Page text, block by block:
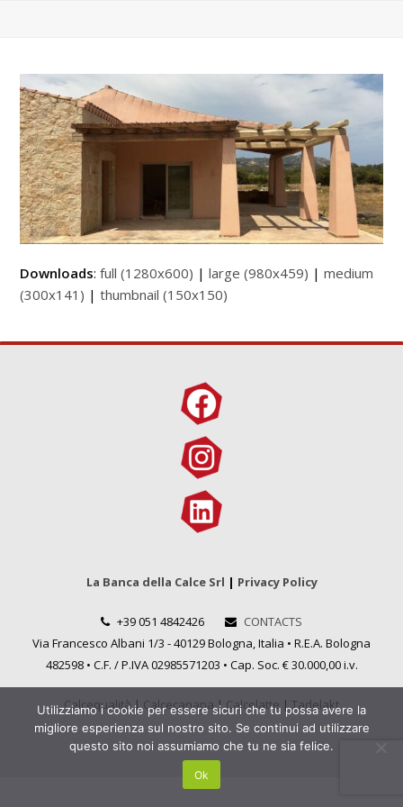
Downloads:full (1280x600) |large (980x459) |medium
(300x141) |thumbnail (150x150)
La Banca della Calce Srl | Privacy Policy
+39 051 4842426
CONTACTS
Via Francesco Albani 1/3 - 40129 Bologna, Italia • R.E.A. Bologna
482598 • C.F. / P.IVA 02985571203 • Cap. Soc. € 30.000,00 i.v.
Calcequalità|Calcecanapa|Calcelatte|Tadelakt
Utilizziamo i cookie per essere sicuri che tu possa avere la
migliore esperienza sul nostro sito. Se continui ad utilizzare
questo sito noi assumiamo che tu ne sia felice.
Ok